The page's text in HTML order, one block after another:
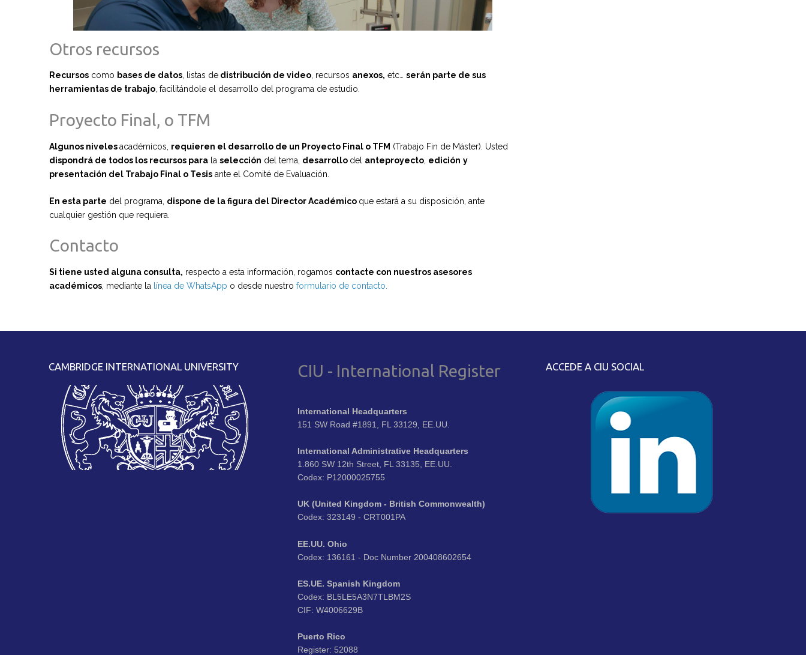
Otros recursos
Recursos como bases de datos, listas de distribución de video, recursos anexos, etc… serán parte de sus
herramientas de trabajo, facilitándole el desarrollo del programa de estudio.
Proyecto Final, o TFM
Algunos nivelesacadémicos, requieren el desarrollo de un Proyecto Final o TFM (Trabajo Fin de Máster). Usted
dispondrá de todos los recursos para la selección del tema, desarrollo del anteproyecto edición y
presentación del Trabajo Final o Tesis ante el Comité de Evaluación.
En esta parte del programa, dispone de la figura del Director Académico que estará a su disposición, ante
cualquier gestión que requiera.
Contacto
Si tiene usted alguna consulta, respecto a esta información, rogamos contacte con nuestros asesores
académicos , mediante la línea de WhatsApp o desde nuestro formulario de contacto.
CAMBRIDGE INTERNATIONAL UNIVERSITY CIU - International Register
International Headquarters
151 SW Road #1891, FL 33129, EE.UU.
International Administrative Headquarters
1.860 SW 12th Street, FL 33135, EE.UU.
Codex: P12000025755
UK (United Kingdom - British Commonwealth)
Codex: 323149 - CRT001PA
EE.UU. Ohio
Codex: 136161 - Doc Number 200408602654
ES.UE. Spanish Kingdom
Codex: BL5LE5A3N7TLBM2S
CIF: W4006629B
Puerto Rico
Register: 52088
ACCEDE A CIU SOCIAL